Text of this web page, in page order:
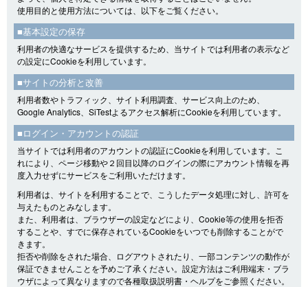
使用目的と使用方法については、以下をご覧ください。
■基本設定の保存
利用者の快適なサービスを提供するため、当サイトでは利用者の表示など
の設定にCookieを利用しています。
■サイトの分析と改善
利用者数やトラフィック、サイト利用調査、サービス向上のため、
Google Analytics、SiTestよるアクセス解析にCookieを利用しています。
■ログイン・アカウントの認証
当サイトでは利用者のアカウントの認証にCookieを利用しています。こ
れにより、ページ移動や２回目以降のログインの際にアカウント情報を再
度入力せずにサービスをご利用いただけます。
利用者は、サイトを利用することで、こうしたデータ処理に対し、許可を
与えたものとみなします。
また、利用者は、ブラウザーの設定などにより、Cookie等の使用を拒否
することや、すでに保存されているCookieをいつでも削除することがで
きます。
拒否や削除をされた場合、ログアウトされたり、一部コンテンツの動作が
保証できませんことを予めご了承ください。設定方法はご利用端末・ブラ
ウザによって異なりますので各種取扱説明書・ヘルプをご参照ください。